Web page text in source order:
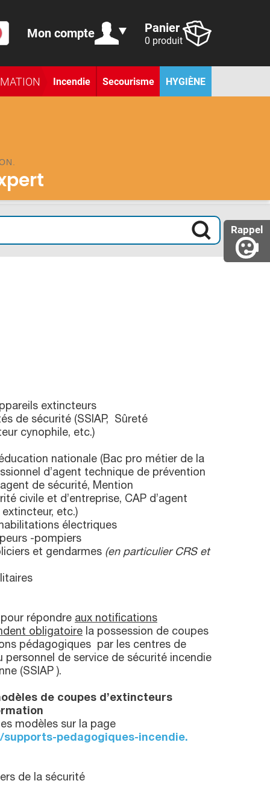
Rappel
Mon compte Panier
0 produit
Incendie Secourisme HYGIÈNE
extincteurs
de sécurité (SSIAP, Sûreté
cynophile, etc.)
nationale (Bac pro métier de la
d’agent technique de prévention
de sécurité, Mention
civile et d’entreprise, CAP d’agent
etc.)
électriques
-pompiers
et gendarmes (en particulier CRS et
répondre aux notifications
obligatoire la possession de coupes
pédagogiques par les centres de
de service de sécurité incendie
(SSIAP ).
de coupes d’extincteurs
modèles sur la page
pedagogiques-incendie.
de la sécurité